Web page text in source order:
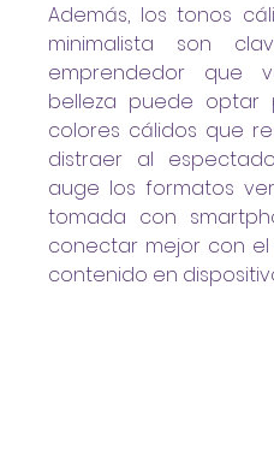
Además, los tonos
minimalista son
emprendedor que
belleza puede optar
colores cálidos que
distraer al
auge los formatos
tomada con
conectar mejor con
contenido en